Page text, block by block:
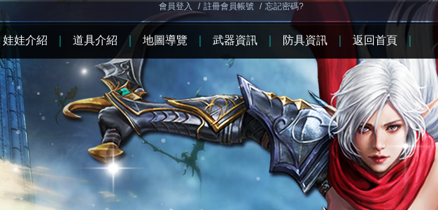
會員登入 / 註冊會員帳號 / 忘記密碼?